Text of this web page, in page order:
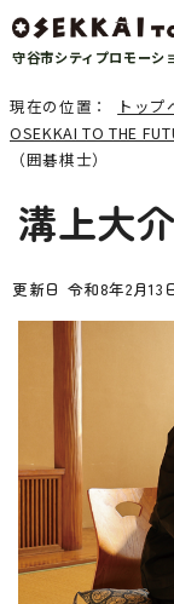
守谷市シティプロモーシ
現在の位置： トップ
OSEKKAI TO THE
（囲碁棋士）
溝上大
更新日 令和8年2月13